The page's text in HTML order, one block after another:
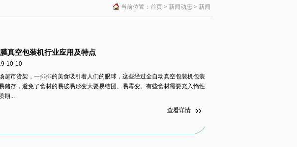
当前位置： 首页 > 新闻动态 > 新闻
真空包装机行业应用及特点
10-10
超市货架，一排排的美食吸引着人们的眼球，这些经过全自动真空包装机包装
储存，避免了食材的易破易形变大要易结团、易霉变。有些食材需要充入惰性
期...
查看详情